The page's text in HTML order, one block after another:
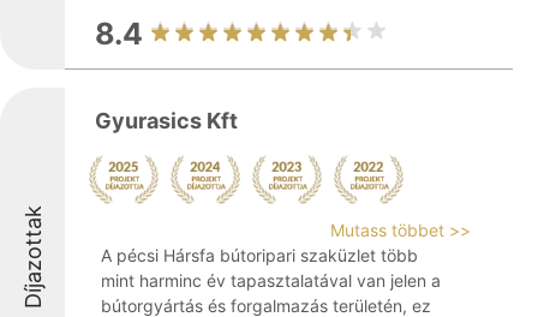
8.4
Díjazottak
Gyurasics Kft
Mutass többet >>
A pécsi Hársfa bútoripari szaküzlet több
mint harminc év tapasztalatával van jelen a
bútorgyártás és forgalmazás területén, ez